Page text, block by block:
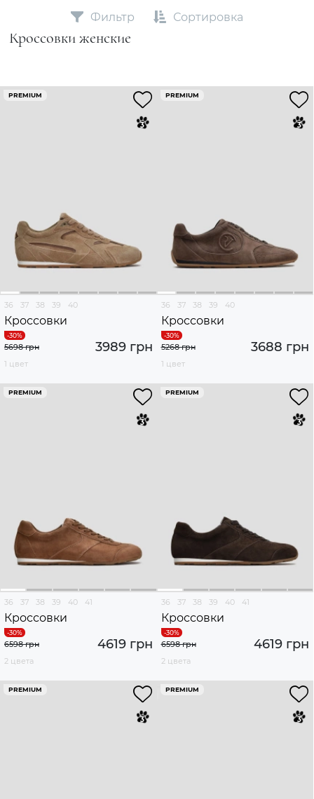
Кроссовки женские
Фильтр Сортировка
PREMIUM
36 37 38 39 40
Кроссовки
3989 грн
5698 грн
1 цвет
PREMIUM
36 37 38 39 40
Кроссовки
3688 грн
5268 грн
1 цвет
PREMIUM
36 37 38 39 40 41
Кроссовки
4619 грн
6598 грн
2 цвета
PREMIUM
36 37 38 39 40 41
Кроссовки
4619 грн
6598 грн
2 цвета
PREMIUM PREMIUM